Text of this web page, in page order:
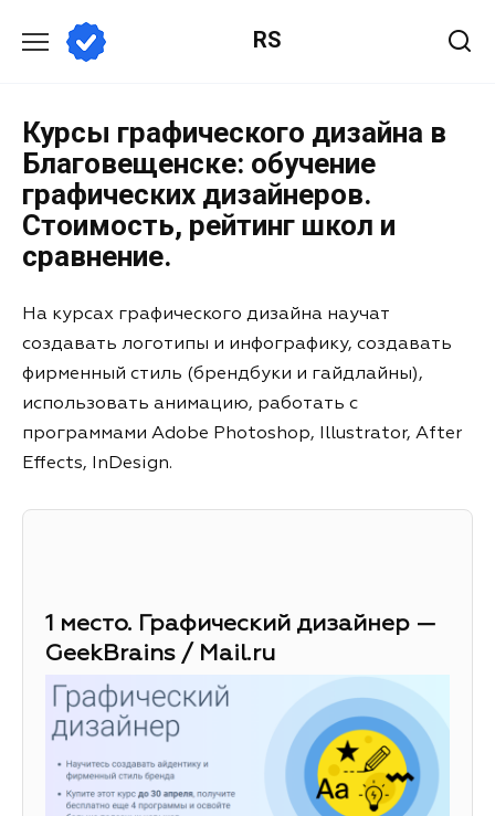
RS
Курсы графического дизайна в
Благовещенске: обучение
графических дизайнеров.
Стоимость, рейтинг школ и
сравнение.
На курсах графического дизайна научат
создавать логотипы и инфографику, создавать
фирменный стиль (брендбуки и гайдлайны),
использовать анимацию, работать с
программами Adobe Photoshop, Illustrator, After
Effects, InDesign.
1 место. Графический дизайнер —
GeekBrains / Mail.ru